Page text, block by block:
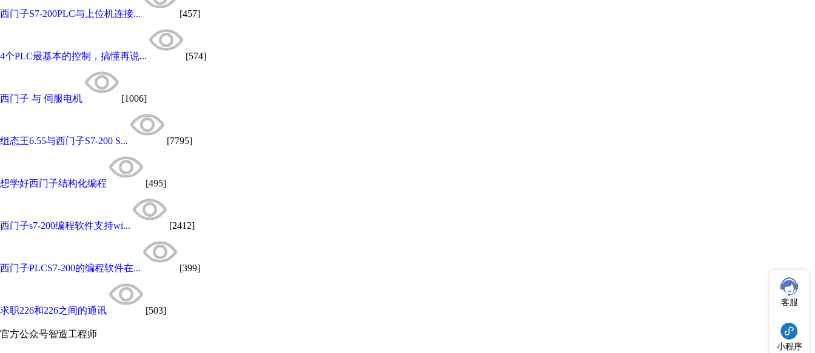
西门子S7-200PLC与上位机连接... [457]
4个PLC最基本的控制，搞懂再说... [574]
西门子 与 伺服电机 [1006]
组态王6.55与西门子S7-200 S... [7795]
想学好西门子结构化编程 [495]
西门子s7-200编程软件支持wi... [2412]
西门子PLCS7-200的编程软件在... [399]
求职226和226之间的通讯 [503]
官方公众号智造工程师
客服
小程序